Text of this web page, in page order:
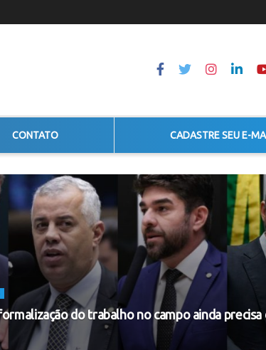
CONTATO CADASTRE SEU E-
do trabalho no campo ainda precisa